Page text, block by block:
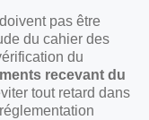
pas être
du cahier des
du
recevant du
tout retard dans